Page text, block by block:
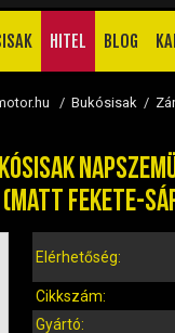
HITEL BLOG
/Bukósisak /
(MATT FEKETE-
Elérhetőség:
Cikkszám:
Gyártó: